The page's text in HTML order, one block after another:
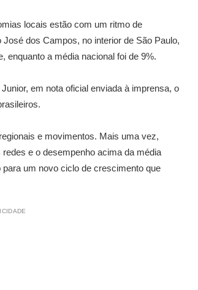
locais estão com um ritmo de
dos Campos, no interior de São Paulo,
enquanto a média nacional foi de 9%.
em nota oficial enviada à imprensa, o
e movimentos. Mais uma vez,
e o desempenho acima da média
um novo ciclo de crescimento que